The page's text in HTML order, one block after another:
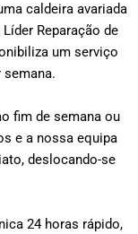
caldeira avariada
Reparação de
um serviço
fim de semana ou
e a nossa equipa
deslocando-se
24 horas rápido,